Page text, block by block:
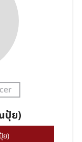
ปุ้ย)
ย)